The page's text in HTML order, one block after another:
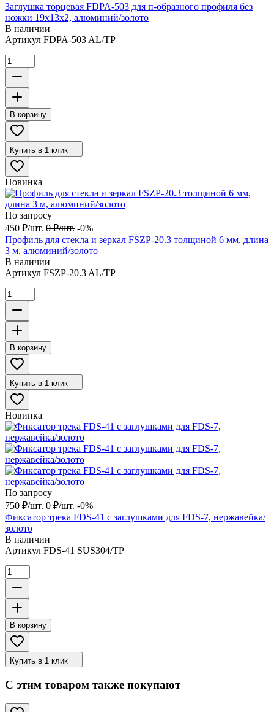
Заглушка торцевая FDPA-503 для п-образного профиля без
ножки 19х13х2, алюминий/золото
В наличии
Артикул FDPA-503 AL/TP
В корзину
Купить в 1 клик
Новинка
По запросу
450 ₽/шт. 0 ₽/шт. -0%
Профиль для стекла и зеркал FSZP-20.3 толщиной 6 мм, длина
3 м, алюминий/золото
В наличии
Артикул FSZP-20.3 AL/TP
В корзину
Купить в 1 клик
Новинка
По запросу
750 ₽/шт. 0 ₽/шт. -0%
Фиксатор трека FDS-41 с заглушками для FDS-7, нержавейка/
золото
В наличии
Артикул FDS-41 SUS304/TP
В корзину
Купить в 1 клик
С этим товаром также покупают